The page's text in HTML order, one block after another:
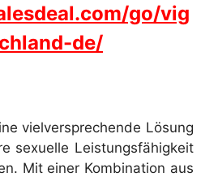
go/vig
de/
vielversprechende Lösung
sexuelle Leistungsfähigkeit
Mit einer Kombination aus